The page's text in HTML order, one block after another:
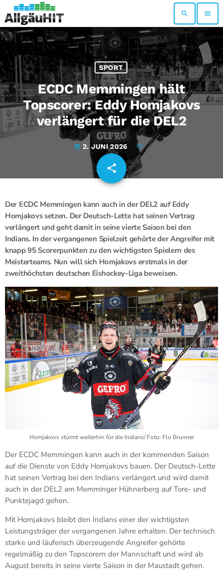
search menu
SPORT
ECDC Memmingen hält
Topscorer: Eddy Homjakovs
verlängert für die DEL2
today 2. JUNI 2026
share
email
Der ECDC Memmingen kann auch in der DEL2 auf Eddy
Homjakovs setzen. Der Deutsch-Lette hat seinen Vertrag
verlängert und geht damit in seine vierte Saison bei den
Indians. In der vergangenen Spielzeit gehörte der Angreifer mit
knapp 95 Scorerpunkten zu den wichtigsten Spielern des
Meisterteams. Nun will sich Homjakovs erstmals in der
zweithöchsten deutschen Eishockey-Liga beweisen.
Homjakovs stürmt weiterhin für die Indians/ Foto: Flo Brunner
Der ECDC Memmingen kann auch in der kommenden Saison
auf die Dienste von Eddy Homjakovs bauen. Der Deutsch-Lette
hat seinen Vertrag bei den Indians verlängert und wird damit
auch in der DEL2 am Memminger Hühnerberg auf Tore- und
Punktejagd gehen.
Mit Homjakovs bleibt den Indians einer der wichtigsten
Leistungsträger der vergangenen Jahre erhalten. Der technisch
starke und läuferisch überzeugende Angreifer gehörte
regelmäßig zu den Topscorern der Mannschaft und wird ab
August bereits in seine vierte Saison in der Maustadt gehen.